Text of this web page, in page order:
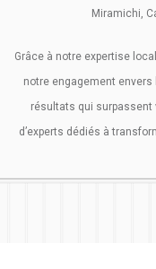
Miramichi,
Grâce à notre expertise
notre engagement
résultats qui surpassent
d’experts dédiés à